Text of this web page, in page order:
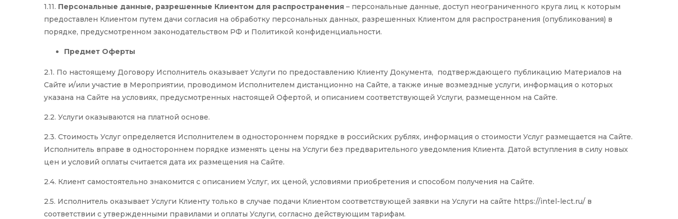
1.11. Персональные данные, разрешенные Клиентом для распространения – персональные данные, доступ неограниченного круга лиц к которым
предоставлен Клиентом путем дачи согласия на обработку персональных данных, разрешенных Клиентом для распространения (опубликования) в
порядке, предусмотренном законодательством РФ и Политикой конфиденциальности.
Предмет Оферты
2.1. По настоящему Договору Исполнитель оказывает Услуги по предоставлению Клиенту Документа, подтверждающего публикацию Материалов на
Сайте и/или участие в Мероприятии, проводимом Исполнителем дистанционно на Сайте, а также иные возмездные услуги, информация о которых
указана на Сайте на условиях, предусмотренных настоящей Офертой, и описанием соответствующей Услуги, размещенном на Сайте.
2.2. Услуги оказываются на платной основе.
2.3. Стоимость Услуг определяется Исполнителем в одностороннем порядке в российских рублях, информация о стоимости Услуг размещается на Сайте.
Исполнитель вправе в одностороннем порядке изменять цены на Услуги без предварительного уведомления Клиента. Датой вступления в силу новых
цен и условий оплаты считается дата их размещения на Сайте.
2.4. Клиент самостоятельно знакомится с описанием Услуг, их ценой, условиями приобретения и способом получения на Сайте.
2.5. Исполнитель оказывает Услуги Клиенту только в случае подачи Клиентом соответствующей заявки на Услуги на сайте https://intel-lect.ru/ в
соответствии с утвержденными правилами и оплаты Услуги, согласно действующим тарифам.